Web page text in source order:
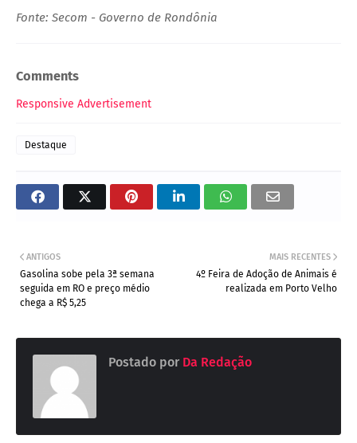
Fonte: Secom - Governo de Rondônia
Comments
Responsive Advertisement
Destaque
MAIS RECENTES
4º Feira de Adoção de Animais é
realizada em Porto Velho
ANTIGOS
Gasolina sobe pela 3ª semana
seguida em RO e preço médio
chega a R$ 5,25
Postado por Da Redação